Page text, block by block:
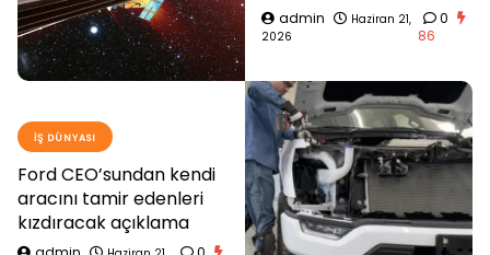
admin
Haziran 21,
2026
0
86
İŞ DÜNYASI
Ford CEO’sundan kendi
aracını tamir edenleri
kızdıracak açıklama